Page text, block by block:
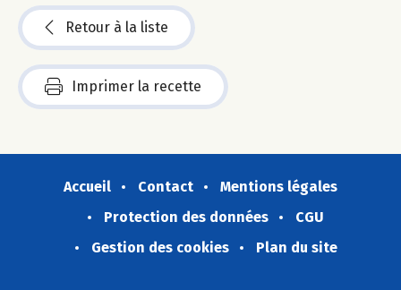
Retour à la liste
Imprimer la recette
Accueil Contact
Mentions légales
Protection des données
CGU
Gestion des cookies
Plan du site